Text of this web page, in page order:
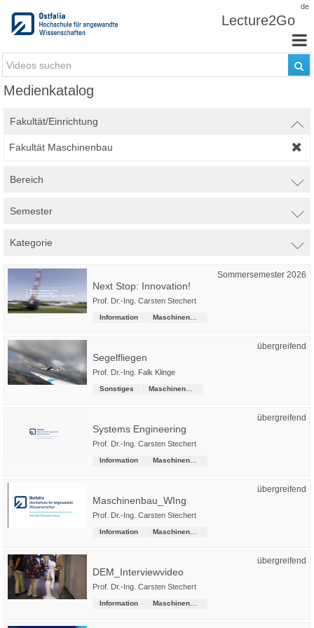
de
Lecture2Go
Medienkatalog
Fakultät/Einrichtung
Fakultät Maschinenbau
Bereich
Semester
Kategorie
Sommersemester 2026
Next Stop: Innovation!
Prof. Dr.-Ing. Carsten Stechert
Information
übergreifend
Segelfliegen
Prof. Dr.-Ing. Falk Klinge
Sonstiges
übergreifend
Systems Engineering
Prof. Dr.-Ing. Carsten Stechert
Information
übergreifend
Maschinenbau_WIng
Prof. Dr.-Ing. Carsten Stechert
Information
übergreifend
DEM_Interviewvideo
Prof. Dr.-Ing. Carsten Stechert
Information